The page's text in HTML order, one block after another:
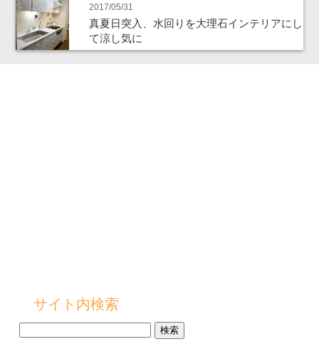
2017/05/31
真夏日突入、水回りを大理石インテリアにし
て涼し気に
サイト内検索